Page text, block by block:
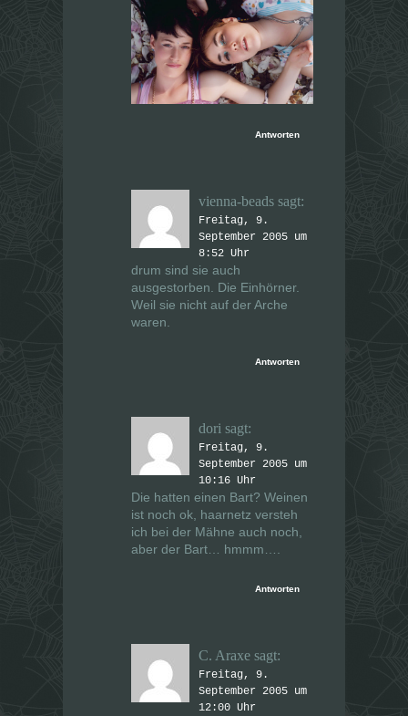
Antworten
vienna-beads sagt:
Freitag, 9.
September 2005 um
8:52 Uhr
drum sind sie auch
ausgestorben. Die Einhörner.
Weil sie nicht auf der Arche
waren.
Antworten
dori sagt:
Freitag, 9.
September 2005 um
10:16 Uhr
Die hatten einen Bart? Weinen
ist noch ok, haarnetz versteh
ich bei der Mähne auch noch,
aber der Bart… hmmm….
Antworten
C. Araxe sagt:
Freitag, 9.
September 2005 um
12:00 Uhr